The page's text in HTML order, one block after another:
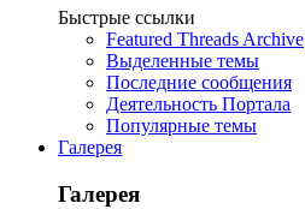
Быстрые ссылки
Featured Threads Archive
Выделенные темы
Последние сообщения
Деятельность Портала
Популярные темы
Галерея
Галерея